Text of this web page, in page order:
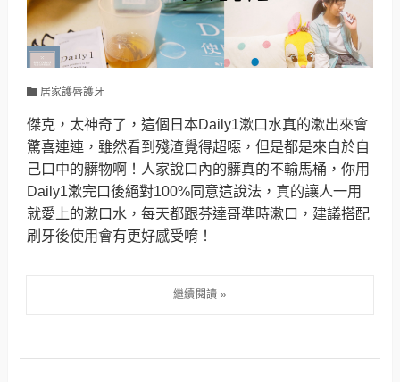
居家護唇護牙
傑克，太神奇了，這個日本Daily1漱口水真的漱出來會
驚喜連連，雖然看到殘渣覺得超噁，但是都是來自於自
己口中的髒物啊！人家說口內的髒真的不輸馬桶，你用
Daily1漱完口後絕對100%同意這說法，真的讓人一用
就愛上的漱口水，每天都跟芬達哥準時漱口，建議搭配
刷牙後使用會有更好感受唷！